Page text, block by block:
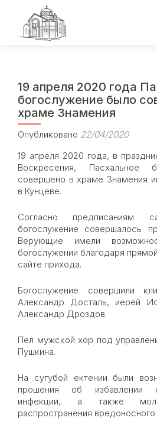
19 апреля 2020 года
богослужение было
храме Знамения
Опубликовано 22/04/2020
19 апреля 2020 года, в
Воскресения, Пасхальное
совершено в храме Знамения
в Кунцеве.
Согласно предписаниям
богослужение совершалось
Верующие имели
богослужении благодаря
сайте прихода.
Богослужение совершили
Александр Досталь, иерей
Александр Дроздов.
Пел мужской хор под
Пушкина.
На сугубой ектении были
прошения об избавлении
инфекции, а также
распространения